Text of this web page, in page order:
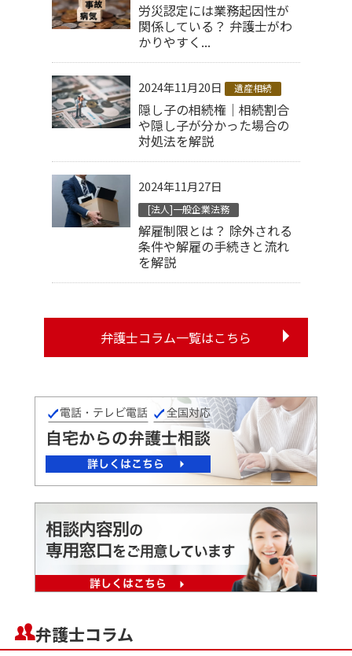
労災認定には業務起因性が
関係している？ 弁護士がわ
かりやすく...
2024年11月20日 遺産相続
隠し子の相続権｜相続割合
や隠し子が分かった場合の
対処法を解説
2024年11月27日
[法人]一般企業法務
解雇制限とは？ 除外される
条件や解雇の手続きと流れ
を解説
弁護士コラム一覧はこちら
弁護士コラム